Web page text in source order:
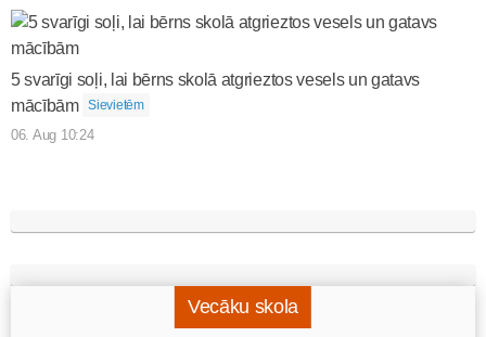
5 svarīgi soļi, lai bērns skolā atgrieztos vesels un gatavs
mācībām
Sievietēm
06. Aug 10:24
Vecāku skola